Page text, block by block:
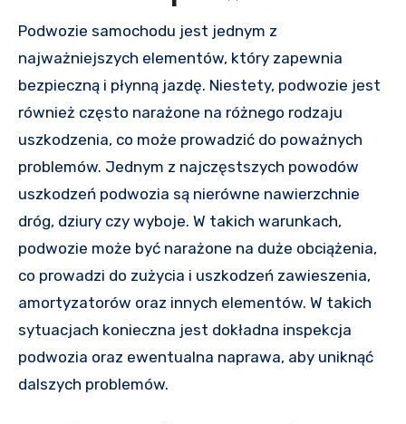
Podwozie samochodu jest jednym z
najważniejszych elementów, który zapewnia
bezpieczną i płynną jazdę. Niestety, podwozie jest
również często narażone na różnego rodzaju
uszkodzenia, co może prowadzić do poważnych
problemów. Jednym z najczęstszych powodów
uszkodzeń podwozia są nierówne nawierzchnie
dróg, dziury czy wyboje. W takich warunkach,
podwozie może być narażone na duże obciążenia,
co prowadzi do zużycia i uszkodzeń zawieszenia,
amortyzatorów oraz innych elementów. W takich
sytuacjach konieczna jest dokładna inspekcja
podwozia oraz ewentualna naprawa, aby uniknąć
dalszych problemów.